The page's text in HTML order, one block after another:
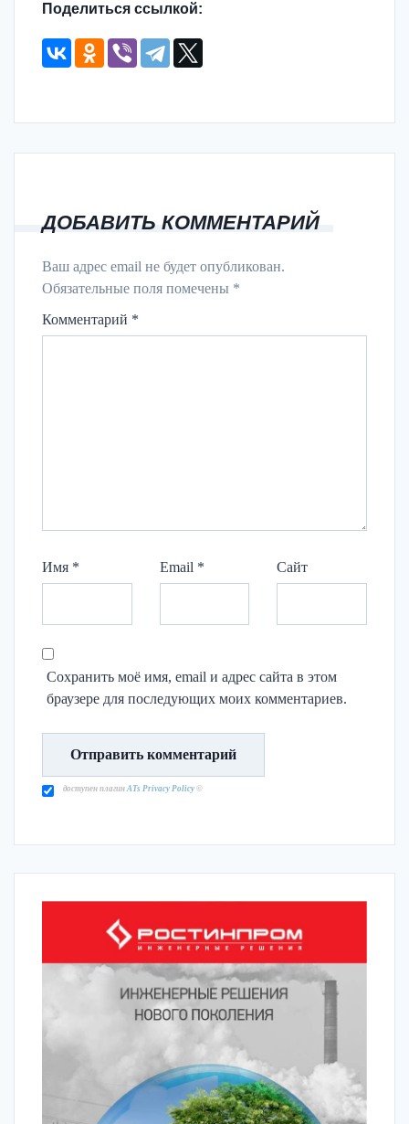
Поделиться ссылкой:
ДОБАВИТЬ КОММЕНТАРИЙ
Ваш адрес email не будет опубликован.
Обязательные поля помечены *
Комментарий *
Имя * Email * Сайт
Сохранить моё имя, email и адрес сайта в этом
браузере для последующих моих комментариев.
доступен плагин ATs Privacy Policy ©